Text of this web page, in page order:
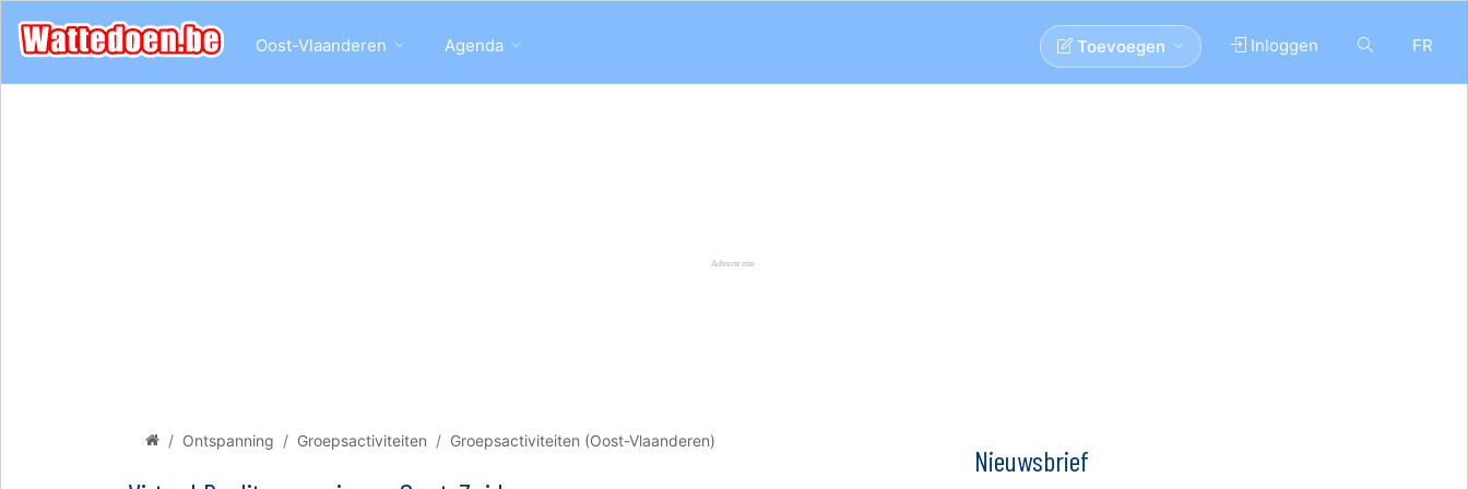
Oost-Vlaanderen Agenda FR
Inloggen
Toevoegen
Ontspanning Groepsactiviteiten Groepsactiviteiten (Oost-Vlaanderen)
Nieuwsbrief